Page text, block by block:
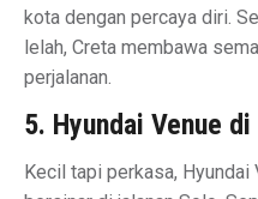
kota dengan percaya diri.
lelah, Creta membawa
perjalanan.
5. Hyundai Venue
Kecil tapi perkasa, Hyundai